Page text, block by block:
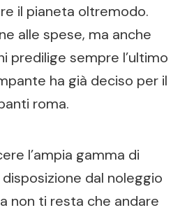
il pianeta oltremodo.
alle spese, ma anche
predilige sempre l’ultimo
ha già deciso per il
roma.
l’ampia gamma di
dal noleggio
non ti resta che andare